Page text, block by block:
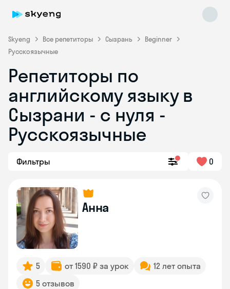
Skyeng Все репетиторы Сызрань
Beginner
Русскоязычные
Репетиторы по
английскому языку в
Сызрани - с нуля -
Русскоязычные
Фильтры 0
Анна
5 от 1590 ₽ за урок
12 лет опыта
5 отзывов
Skyeng Chat